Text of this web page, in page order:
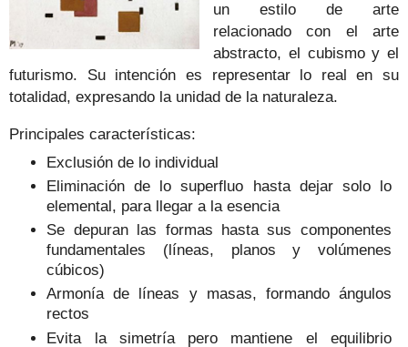
un estilo de arte
relacionado con el arte
abstracto, el cubismo y el
futurismo. Su intención es representar lo real en su
totalidad, expresando la unidad de la naturaleza.
Principales características:
Exclusión de lo individual
Eliminación de lo superfluo hasta dejar solo lo
elemental, para llegar a la esencia
Se depuran las formas hasta sus componentes
fundamentales (líneas, planos y volúmenes
cúbicos)
Armonía de líneas y masas, formando ángulos
rectos
Evita la simetría pero mantiene el equilibrio